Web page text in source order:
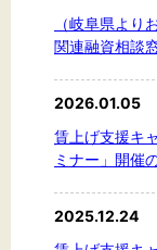
（岐阜県より
関連融資相談
2026.01.05
賃上げ支援キ
ミナー」開催
2025.12.24